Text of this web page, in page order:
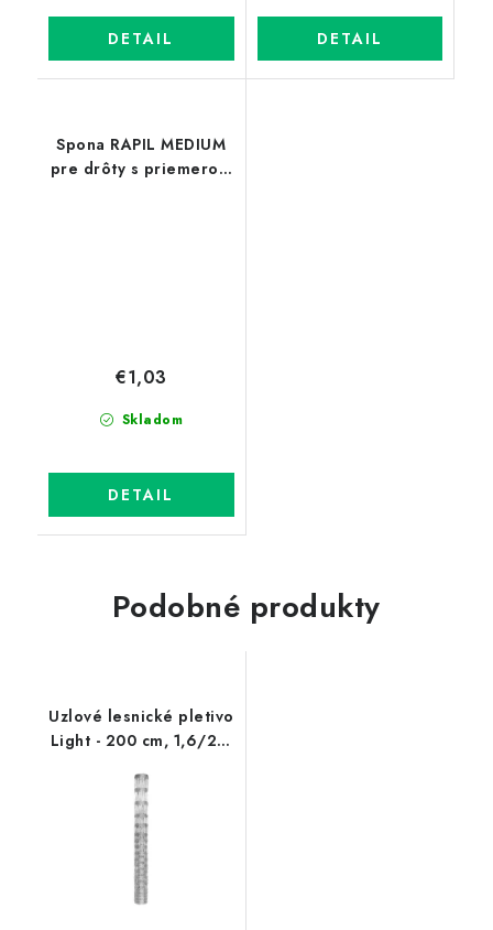
DETAIL DETAIL
Spona RAPIL MEDIUM
pre drôty s priemerom
Skladom
€1,03
DETAIL
Podobné produkty
Uzlové lesnické pletivo
Light - 200 cm, 1,6/2,0